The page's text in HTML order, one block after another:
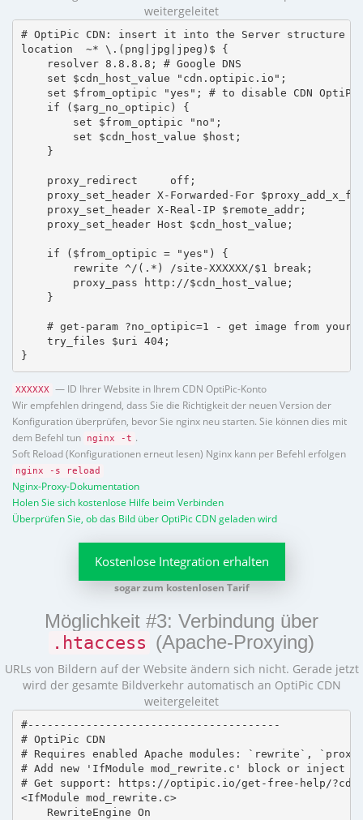
weitergeleitet
# OptiPic CDN: insert it into the Server structure
location  ~* \.(png|jpg|jpeg)$ {
    resolver 8.8.8.8; # Google DNS
    set $cdn_host_value "cdn.optipic.io";
set $from_optipic "yes"; # to disable CDN
    if ($arg_no_optipic) {
        set $from_optipic "no";
        set $cdn_host_value $host;
    }
    proxy_redirect     off;
proxy_set_header X-Forwarded-For
    proxy_set_header X-Real-IP $remote_addr;
    proxy_set_header Host $cdn_host_value;
    if ($from_optipic = "yes") {
        rewrite ^/(.*) /site-XXXXXX/$1 break;
        proxy_pass http://$cdn_host_value;
    }
# get-param ?no_optipic=1 - get image from your
    try_files $uri 404;
}
XXXXXX
— ID Ihrer Website in Ihrem CDN OptiPic-Konto
Wir empfehlen dringend, dass Sie die Richtigkeit der neuen Version der
Konfiguration überprüfen, bevor Sie nginx neu starten. Sie können dies mit
dem Befehl tun
nginx -t .
Soft Reload (Konfigurationen erneut lesen) Nginx kann per Befehl erfolgen
nginx -s reload
Nginx-Proxy-Dokumentation
Holen Sie sich kostenlose Hilfe beim Verbinden
Überprüfen Sie, ob das Bild über OptiPic CDN geladen wird
Kostenlose Integration erhalten
sogar zum kostenlosen Tarif
Möglichkeit #3: Verbindung über
.htaccess (Apache-Proxying)
URLs von Bildern auf der Website ändern sich nicht. Gerade jetzt
wird der gesamte Bildverkehr automatisch an OptiPic CDN
weitergeleitet
#---------------------------------------
# OptiPic CDN
# Requires enabled Apache modules: `rewrite`,
# Add new 'IfModule mod_rewrite.c' block or inject
# Get support: https://optipic.io/get-free-help/
<IfModule mod_rewrite.c>
    RewriteEngine On